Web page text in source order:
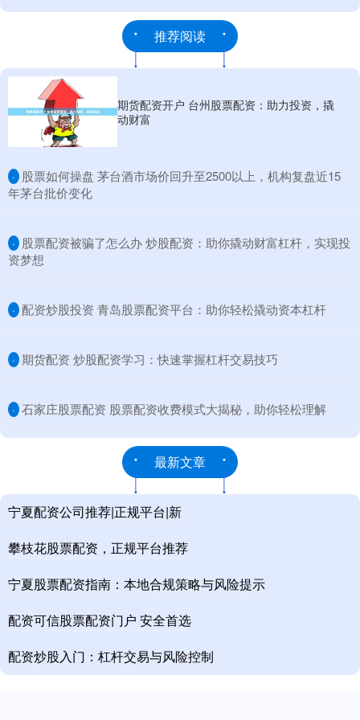
推荐阅读
期货配资开户 台州股票配资：助力投资，撬
动财富
· ​股票如何操盘 茅台酒市场价回升至2500以上，机构复盘近15
年茅台批价变化
· ​股票配资被骗了怎么办 炒股配资：助你撬动财富杠杆，实现投
资梦想
· ​配资炒股投资 青岛股票配资平台：助你轻松撬动资本杠杆
· ​期货配资 炒股配资学习：快速掌握杠杆交易技巧
· ​石家庄股票配资 股票配资收费模式大揭秘，助你轻松理解
最新文章
宁夏配资公司推荐|正规平台|新
攀枝花股票配资，正规平台推荐
宁夏股票配资指南：本地合规策略与风险提示
配资可信股票配资门户 安全首选
配资炒股入门：杠杆交易与风险控制